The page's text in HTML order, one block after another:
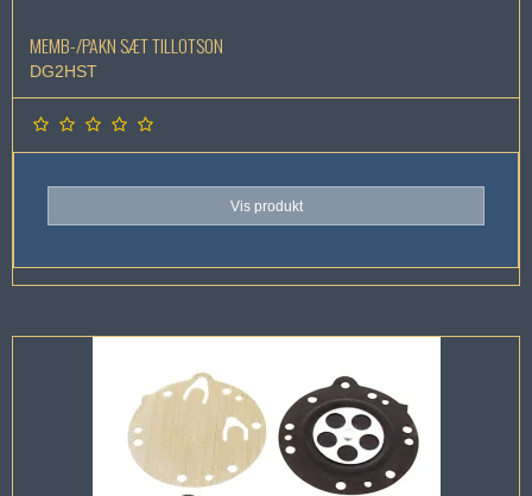
MEMB-/PAKN SÆT TILLOTSON
DG2HST
Vis produkt